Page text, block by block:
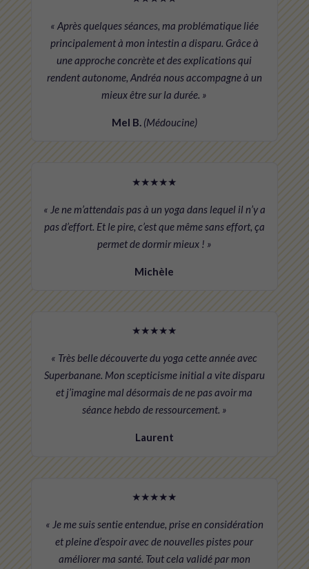
« Après quelques séances, ma problématique liée
principalement à mon intestin a disparu. Grâce à
une approche concrète et des explications qui
rendent autonome, Andréa nous accompagne à un
mieux être sur la durée. »
Mel B. (Médoucine)
★★★★★
« Je ne m’attendais pas à un yoga dans lequel il n’y a
pas d’effort. Et le pire, c’est que même sans effort, ça
permet de dormir mieux ! »
Michèle
★★★★★
« Très belle découverte du yoga cette année avec
Superbanane. Mon scepticisme initial a vite disparu
et j’imagine mal désormais de ne pas avoir ma
séance hebdo de ressourcement. »
Laurent
★★★★★
« Je me suis sentie entendue, prise en considération
et pleine d’espoir avec de nouvelles pistes pour
améliorer ma santé. Tout cela validé par mon